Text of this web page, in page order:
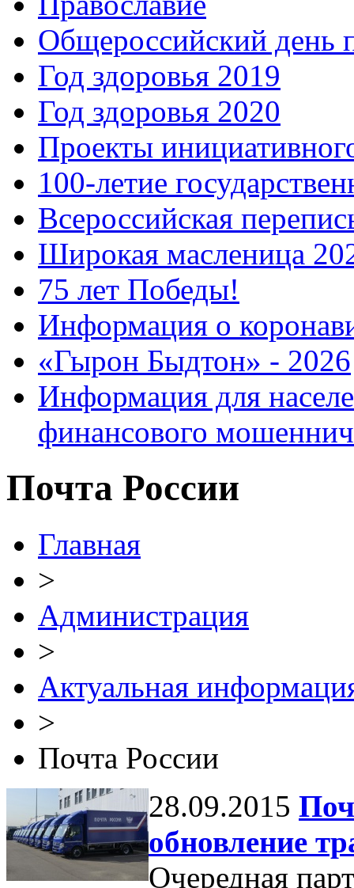
Общероссийский день
Год здоровья 2019
Год здоровья 2020
Проекты
100-летие
Всероссийская
Широкая масленица
75 лет Победы!
Информация о
«Гырон Быдтон» - 2026
Информация для
финансового
Почта России
Главная
>
Администрация
>
Актуальная
>
Почта России
28.09.2015
обновление
Очередная